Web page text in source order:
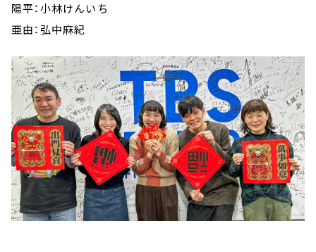
陽平：小林けんいち
亜由：弘中麻紀